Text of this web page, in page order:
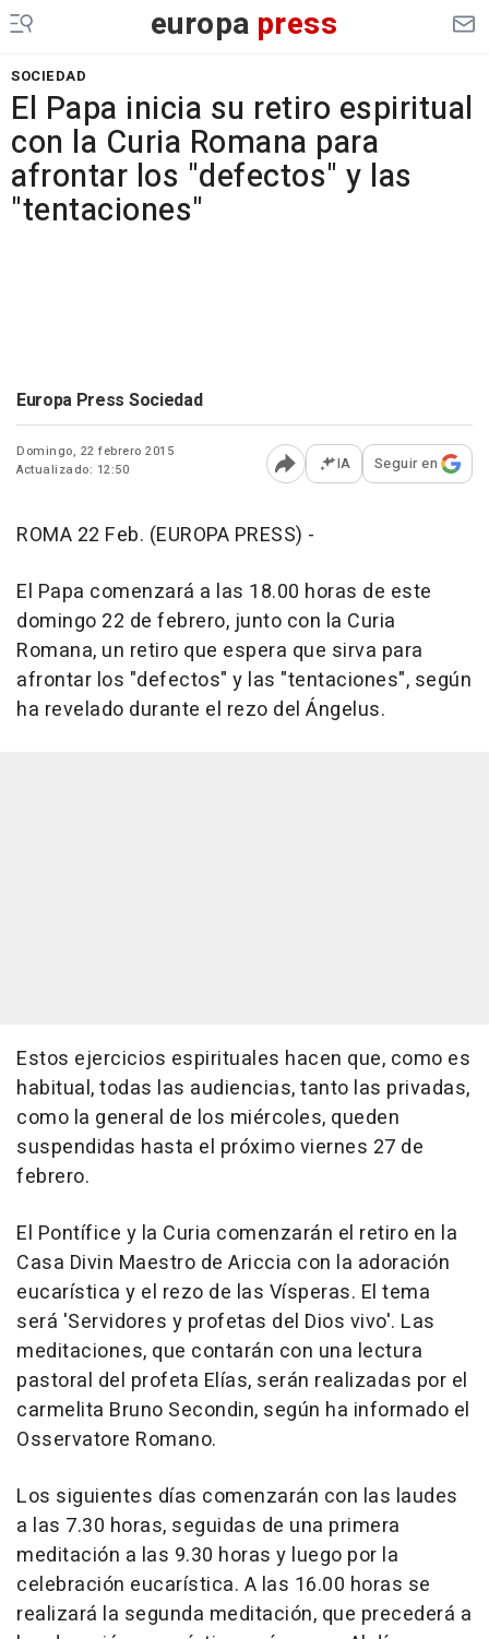
europa press
SOCIEDAD
El Papa inicia su retiro espiritual
con la Curia Romana para
afrontar los "defectos" y las
"tentaciones"
Europa Press Sociedad
Domingo, 22 febrero 2015
Actualizado: 12:50
Abrir opciones para
IA Seguir en
ROMA 22 Feb. (EUROPA PRESS) -
El Papa comenzará a las 18.00 horas de este
domingo 22 de febrero, junto con la Curia
Romana, un retiro que espera que sirva para
afrontar los "defectos" y las "tentaciones", según
ha revelado durante el rezo del Ángelus.
Estos ejercicios espirituales hacen que, como es
habitual, todas las audiencias, tanto las privadas,
como la general de los miércoles, queden
suspendidas hasta el próximo viernes 27 de
febrero.
El Pontífice y la Curia comenzarán el retiro en la
Casa Divin Maestro de Ariccia con la adoración
eucarística y el rezo de las Vísperas. El tema
será 'Servidores y profetas del Dios vivo'. Las
meditaciones, que contarán con una lectura
pastoral del profeta Elías, serán realizadas por el
carmelita Bruno Secondin, según ha informado el
Osservatore Romano.
Los siguientes días comenzarán con las laudes
a las 7.30 horas, seguidas de una primera
meditación a las 9.30 horas y luego por la
celebración eucarística. A las 16.00 horas se
realizará la segunda meditación, que precederá a